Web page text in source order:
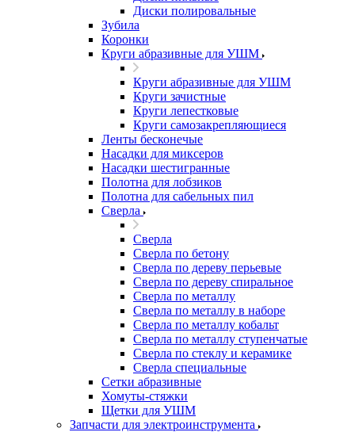
Диски полировальные
Зубила
Коронки
Круги абразивные для УШМ
Круги абразивные для УШМ
Круги зачистные
Круги лепестковые
Круги самозакрепляющиеся
Ленты бесконечые
Насадки для миксеров
Насадки шестигранные
Полотна для лобзиков
Полотна для сабельных пил
Сверла
Сверла
Сверла по бетону
Сверла по дереву перьевые
Сверла по дереву спиральное
Сверла по металлу
Сверла по металлу в наборе
Сверла по металлу кобальт
Сверла по металлу ступенчатые
Сверла по стеклу и керамике
Сверла специальные
Сетки абразивные
Хомуты-стяжки
Щетки для УШМ
Запчасти для электроинструмента